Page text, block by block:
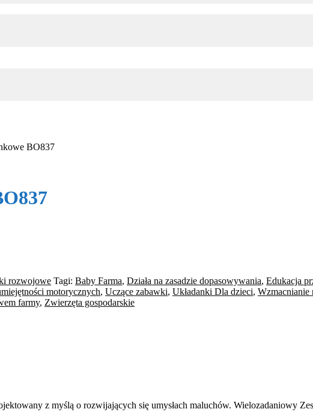
BO837
rozwojowe Tagi: Baby Farma, Działa na zasadzie dopasowywania, Edukacja
motorycznych, Uczące zabawki, Układanki Dla dzieci, Wzmacnianie
farmy, Zwierzęta gospodarskie
z myślą o rozwijających się umysłach maluchów. Wielozadaniowy